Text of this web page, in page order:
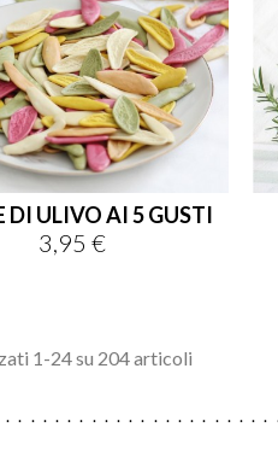
DI ULIVO AI 5 GUSTI
Prezzo
3,95 €
1-24 su 204 articoli